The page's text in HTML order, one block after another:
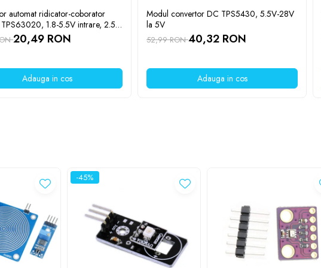
automat ridicator-coborator
TPS63020, 1.8-5.5V intrare, 2.5V
20,49 RON
Adauga in cos
Modul convertor DC TPS5430, 5.5V-28V
la 5V
52,99 RON40,32 RON
Adauga in cos
-45%